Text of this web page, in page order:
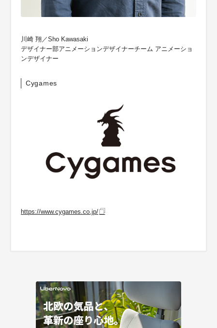
川崎 翔／Sho Kawasaki
デザイナー部アニメーションデザイナーチーム アニメーショ
ンデザイナー
Cygames
https://www.cygames.co.jp/